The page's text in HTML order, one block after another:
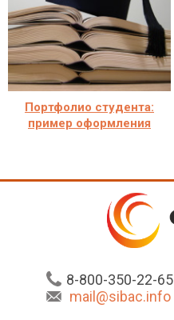
Портфолио студента:
пример оформления
8-800-350-22-65
mail@sibac.info